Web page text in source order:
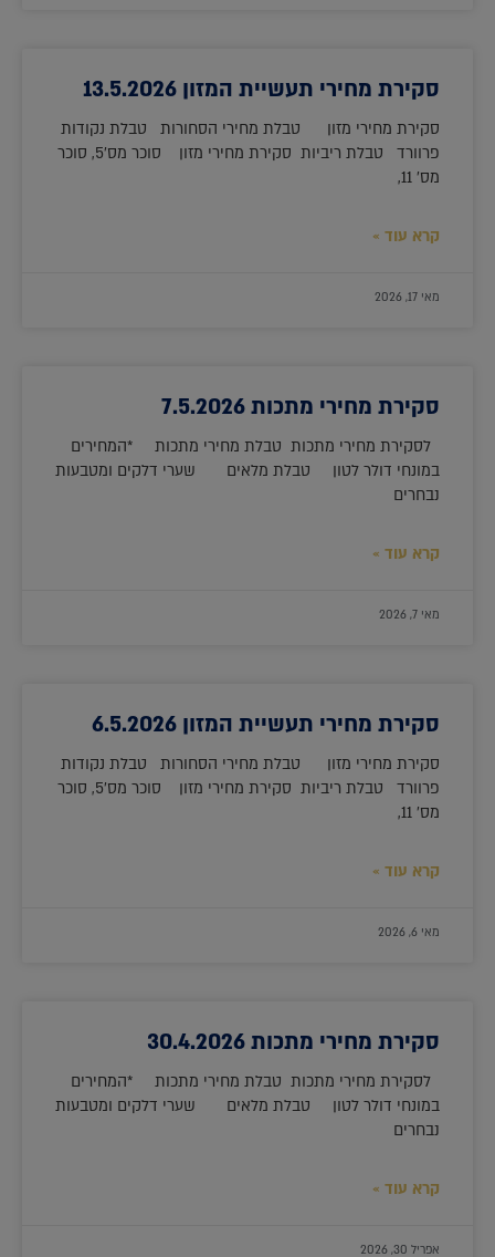
סקירת מחירי תעשיית המזון 13.5.2026
סקירת מחירי מזון טבלת מחירי הסחורות טבלת נקודות
פרוורד טבלת ריביות סקירת מחירי מזון סוכר מס'5, סוכר
מס' 11,
קרא עוד »
מאי 17, 2026
סקירת מחירי מתכות 7.5.2026
לסקירת מחירי מתכות טבלת מחירי מתכות *המחירים
במונחי דולר לטון טבלת מלאים שערי דלקים ומטבעות
נבחרים
קרא עוד »
מאי 7, 2026
סקירת מחירי תעשיית המזון 6.5.2026
סקירת מחירי מזון טבלת מחירי הסחורות טבלת נקודות
פרוורד טבלת ריביות סקירת מחירי מזון סוכר מס'5, סוכר
מס' 11,
קרא עוד »
מאי 6, 2026
סקירת מחירי מתכות 30.4.2026
לסקירת מחירי מתכות טבלת מחירי מתכות *המחירים
במונחי דולר לטון טבלת מלאים שערי דלקים ומטבעות
נבחרים
קרא עוד »
אפריל 30, 2026